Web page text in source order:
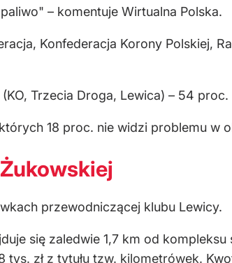
– komentuje Wirtualna Polska.
Konfederacja Korony Polskiej,
Trzecia Droga, Lewica) – 54 proc.
18 proc. nie widzi problemu w
przewodniczącej klubu Lewicy.
się zaledwie 1,7 km od
tys. zł z tytułu tzw. kilometrówek.